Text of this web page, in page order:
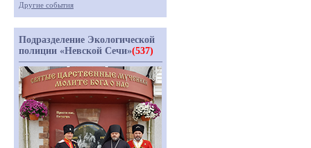
Другие события
Подразделение Экологической
полиции «Невской Сечи»(537)